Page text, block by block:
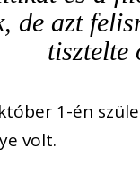
de azt
tisztelte
1-én
volt.